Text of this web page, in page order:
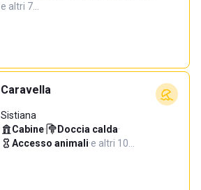
e altri 7…
Caravella
Sistiana
Cabine· Doccia calda·
Accesso animali·e altri 10…